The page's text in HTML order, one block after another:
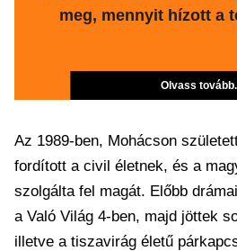
meg, mennyit hízott a
Olvass
Az 1989-ben, Mohácson
fordított a civil életnek, és a
szolgálta fel magát. Előbb
a Való Világ 4-ben, majd jöttek
illetve a tiszavirág életű